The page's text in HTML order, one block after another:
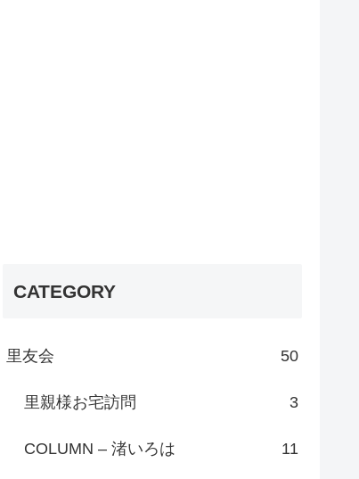
CATEGORY
里友会 50
里親様お宅訪問 3
COLUMN – 渚いろは 11